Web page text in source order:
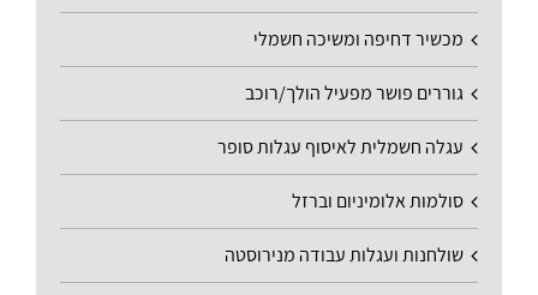
מכשיר דחיפה ומשיכה חשמלי
גוררים פושר מפעיל הולך/רוכב
עגלה חשמלית לאיסוף עגלות סופר
סולמות אלומיניום וברזל
שולחנות ועגלות עבודה מנירוסטה